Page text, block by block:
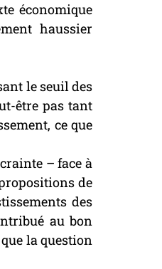
économique
haussier
le seuil des
être pas tant
ce que
– face à
de
des
au bon
la question